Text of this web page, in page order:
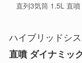
直列3気筒 1.5L 直
ハイブリッドシ
直噴 ダイナミッ